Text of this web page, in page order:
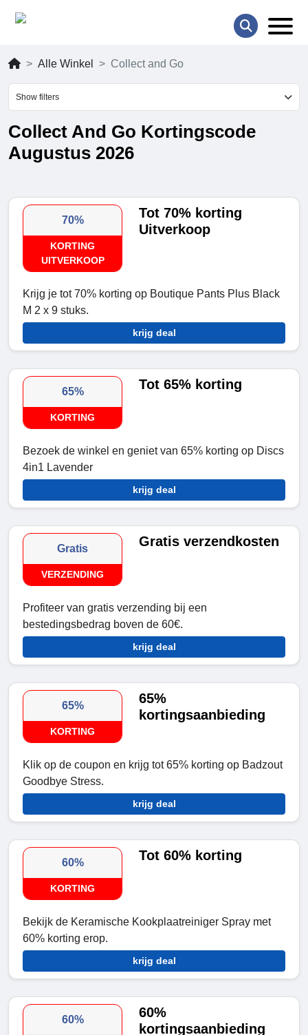
Alle Winkel Collect and Go
Show filters
Collect And Go Kortingscode
Augustus 2026
70%
KORTING
UITVERKOOP
Tot 70% korting
Uitverkoop
Krijg je tot 70% korting op Boutique Pants Plus Black
M 2 x 9 stuks.
krijg deal
65%
KORTING
Tot 65% korting
Bezoek de winkel en geniet van 65% korting op Discs
4in1 Lavender
krijg deal
Gratis
VERZENDING
Gratis verzendkosten
Profiteer van gratis verzending bij een
bestedingsbedrag boven de 60€.
krijg deal
65%
KORTING
65%
kortingsaanbieding
Klik op de coupon en krijg tot 65% korting op Badzout
Goodbye Stress.
krijg deal
60%
KORTING
Tot 60% korting
Bekijk de Keramische Kookplaatreiniger Spray met
60% korting erop.
krijg deal
60%
60%
kortingsaanbieding